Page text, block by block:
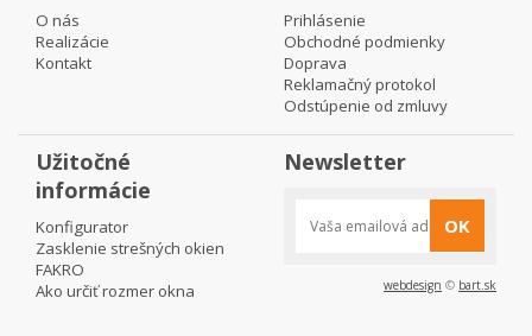
O nás
Realizácie
Kontakt
Prihlásenie
Obchodné podmienky
Doprava
Reklamačný protokol
Odstúpenie od zmluvy
Užitočné
informácie
Konfigurator
Zasklenie strešných okien
FAKRO
Ako určiť rozmer okna
Newsletter
OK
webdesign © bart.sk